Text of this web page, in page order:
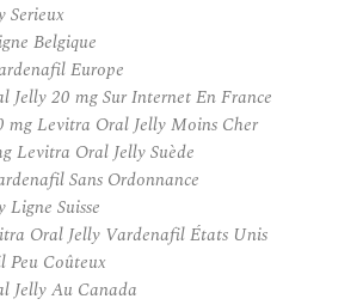
Serieux
Belgique
Europe
Jelly 20 mg Sur Internet En France
mg Levitra Oral Jelly Moins Cher
Levitra Oral Jelly Suède
Sans Ordonnance
Suisse
Oral Jelly Vardenafil États Unis
Peu Coûteux
Jelly Au Canada